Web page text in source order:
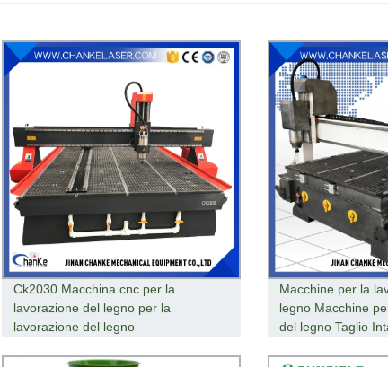
Ck2030 Macchina cnc per la
lavorazione del legno per la
lavorazione del legno
Macchine per la
legno Macchine
del legno Taglio